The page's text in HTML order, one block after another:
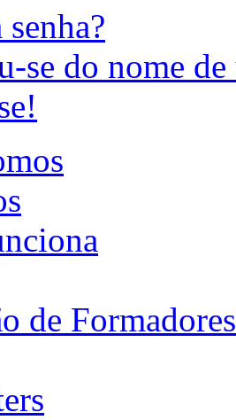
senha?
se do nome
de Formadores